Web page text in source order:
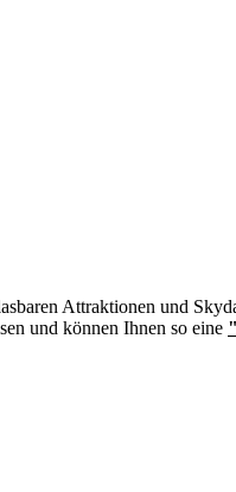
Attraktionen und
und können Ihnen so eine